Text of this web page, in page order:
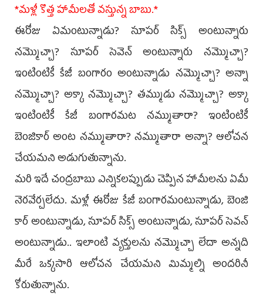
*మళ్లీ కొత్త హామీలతో వస్తున్న బాబు.*
ఈరోజు ఏమంటున్నాడు? సూపర్ సిక్స్ అంటున్నారు
నమ్మొచ్చా? సూపర్ సెవెన్ అంటున్నారు నమ్మొచ్చా?
ఇంటింటికీ కేజీ బంగారం అంటున్నాడు నమ్మొచ్చా? అన్నా
నమ్మొచ్చా? అక్కా నమ్మొచ్చా? తమ్ముడు నమ్మొచ్చా? అక్కా
ఇంటింటికీ కేజీ బంగారమట నమ్ముతారా? ఇంటింటికీ
బెంజికార్ అంట నమ్ముతారా? నమ్ముతారా అన్నా? ఆలోచన
చేయమని అడుగుతున్నాను.
మరి ఇదే చంద్రబాబు ఎన్నికలప్పుడు చెప్పిన హామీలను ఏమీ
నెరవేర్చలేదు. మళ్లీ ఈరోజు కేజీ బంగారమంటున్నాడు, బెంజి
కార్ అంటున్నాడు, సూపర్ సిక్స్ అంటున్నాడు, సూపర్ సెవన్
అంటున్నాడు.. ఇలాంటి వ్యక్తులను నమ్మొచ్చా లేదా అన్నది
మీరే ఒక్కసారి ఆలోచన చేయమని మిమ్మల్ని అందరినీ
కోరుతున్నాను.